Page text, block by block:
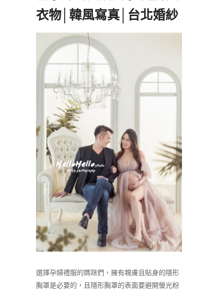
衣物│韓風寫真│台北婚紗
選擇孕婦禮服的媽咪們，擁有親膚且貼身的隱形
胸罩是必要的，且隱形胸罩的表面要避開螢光粉